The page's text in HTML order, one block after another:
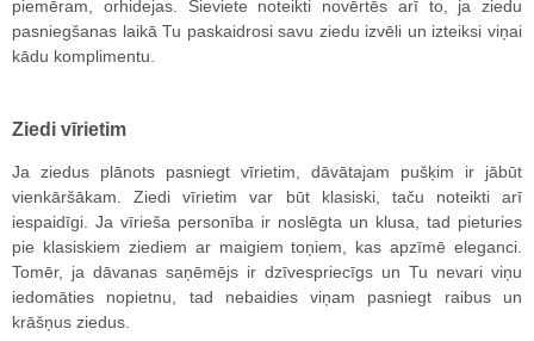
piemēram, orhidejas. Sieviete noteikti novērtēs arī to, ja ziedu
pasniegšanas laikā Tu paskaidrosi savu ziedu izvēli un izteiksi viņai
kādu komplimentu.
Ziedi vīrietim
Ja ziedus plānots pasniegt vīrietim, dāvātajam pušķim ir jābūt
vienkāršākam. Ziedi vīrietim var būt klasiski, taču noteikti arī
iespaidīgi. Ja vīrieša personība ir noslēgta un klusa, tad pieturies
pie klasiskiem ziediem ar maigiem toņiem, kas apzīmē eleganci.
Tomēr, ja dāvanas saņēmējs ir dzīvespriecīgs un Tu nevari viņu
iedomāties nopietnu, tad nebaidies viņam pasniegt raibus un
krāšņus ziedus.